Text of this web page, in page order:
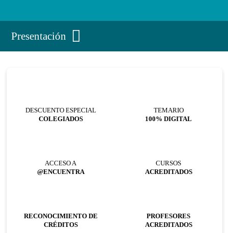
Presentación
DESCUENTO ESPECIAL
COLEGIADOS
TEMARIO
100% DIGITAL
ACCESO A
@ENCUENTRA
CURSOS
ACREDITADOS
RECONOCIMIENTO DE
CRÉDITOS
PROFESORES
ACREDITADOS